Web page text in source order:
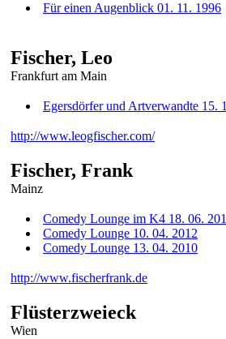
Für einen Augenblick 01. 11. 1996
Fischer, Leo
Frankfurt am Main
Egersdörfer und Artverwandte 15.
http://www.leogfischer.com/
Fischer, Frank
Mainz
Comedy Lounge im K4 18. 06.
Comedy Lounge 10. 04. 2012
Comedy Lounge 13. 04. 2010
http://www.fischerfrank.de
Flüsterzweieck
Wien